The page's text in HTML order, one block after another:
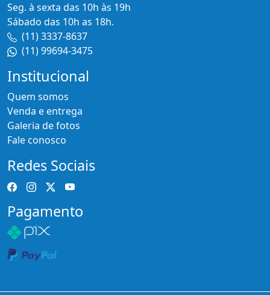
Seg. à sexta das 10h às 19h
Sábado das 10h as 18h.
(11) 3337-8637
(11) 99694-3475
Institucional
Quem somos
Venda e entrega
Galeria de fotos
Fale conosco
Redes Sociais
Pagamento